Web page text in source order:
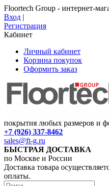
Floortech Group - интернет-
Вход |
Регистрация
Кабинет
Личный кабинет
Корзина покупок
Оформить заказ
покрытия любых размеров и
+7 (926) 337-8462
sales@ft-g.ru
БЫСТРАЯ ДОСТАВКА
по Москве и России
Доставка товара
оплаты.